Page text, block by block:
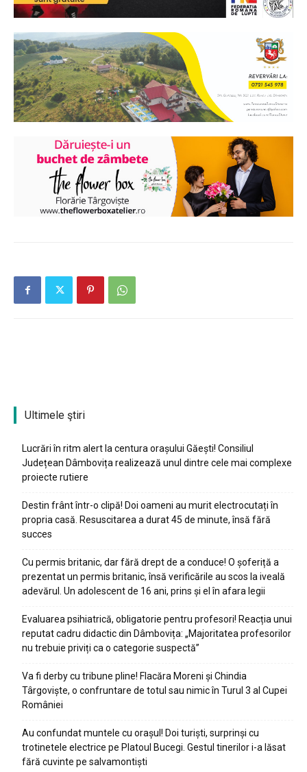
Ultimele ştiri
Lucrări în ritm alert la centura orașului Găești! Consiliul
Județean Dâmbovița realizează unul dintre cele mai complexe
proiecte rutiere
Destin frânt într-o clipă! Doi oameni au murit electrocutați în
propria casă. Resuscitarea a durat 45 de minute, însă fără
succes
Cu permis britanic, dar fără drept de a conduce! O șoferiță a
prezentat un permis britanic, însă verificările au scos la iveală
adevărul. Un adolescent de 16 ani, prins și el în afara legii
Evaluarea psihiatrică, obligatorie pentru profesori! Reacția unui
reputat cadru didactic din Dâmbovița: „Majoritatea profesorilor
nu trebuie priviți ca o categorie suspectă”
Va fi derby cu tribune pline! Flacăra Moreni și Chindia
Târgoviște, o confruntare de totul sau nimic în Turul 3 al Cupei
României
Au confundat muntele cu orașul! Doi turiști, surprinși cu
trotinetele electrice pe Platoul Bucegi. Gestul tinerilor i-a lăsat
fără cuvinte pe salvamontiști